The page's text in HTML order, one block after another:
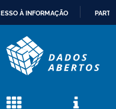
À INFORMAÇÃO